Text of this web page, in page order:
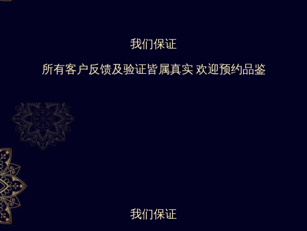
我们保证
所有客户反馈及验证皆属真实 欢迎预约品鉴
我们保证